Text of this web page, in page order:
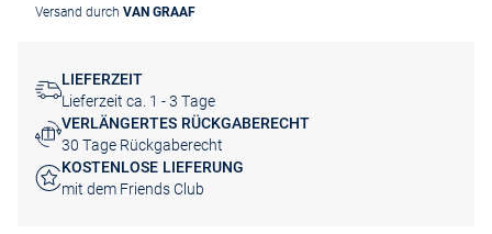
Versand durch VAN GRAAF
LIEFERZEIT
Lieferzeit ca. 1 - 3 Tage
VERLÄNGERTES RÜCKGABERECHT
30 Tage Rückgaberecht
KOSTENLOSE LIEFERUNG
mit dem Friends Club